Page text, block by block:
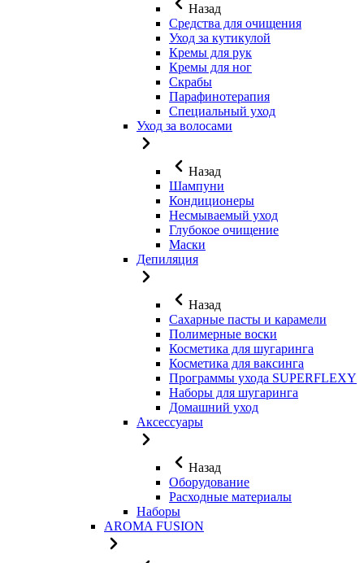
Назад
Средства для очищения
Уход за кутикулой
Кремы для рук
Кремы для ног
Скрабы
Парафинотерапия
Специальный уход
Уход за волосами
Назад
Шампуни
Кондиционеры
Несмываемый уход
Глубокое очищение
Маски
Депиляция
Назад
Сахарные пасты и карамели
Полимерные воски
Косметика для шугаринга
Косметика для ваксинга
Программы ухода SUPERFLEXY
Наборы для шугаринга
Домашний уход
Аксессуары
Назад
Оборудование
Расходные материалы
Наборы
AROMA FUSION